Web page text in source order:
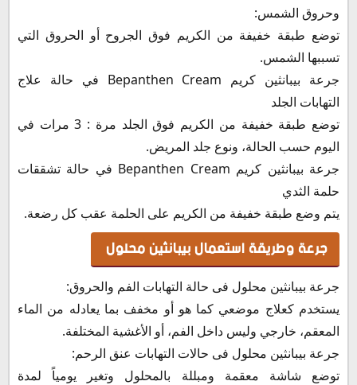
وحروق الشمس:
توضع طبقة خفيفة من الكريم فوق الجروح أو الحروق التي
تسببها الشمس.
جرعة بيبانثين كريم Bepanthen Cream في حالة علاج
التهابات الجلد
توضع طبقة خفيفة من الكريم فوق الجلد مرة : 3 مرات في
اليوم حسب الحالة، ونوع جلد المريض.
جرعة بيبانثين كريم Bepanthen Cream في حالة تشققات
حلمة الثدي
يتم وضع طبقة خفيفة من الكريم على الحلمة عقب كل رضعة.
جرعة وطريقة استعمال بيبانثين محلول
جرعة بيبانثين محلول فى حالة التهابات الفم والحروق:
يستخدم كعلاج موضعي كما هو أو مخفف بما يعادله من الماء
المعقم، خارجي وليس داخل الفم، أو الأغشية المختلفة.
جرعة بيبانثين محلول فى حالات التهابات عنق الرحم:
توضع شاشة معقمة ومبللة بالمحلول وتغير يومياً لمدة